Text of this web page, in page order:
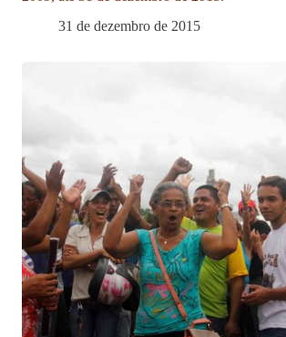
31 de dezembro de 2015